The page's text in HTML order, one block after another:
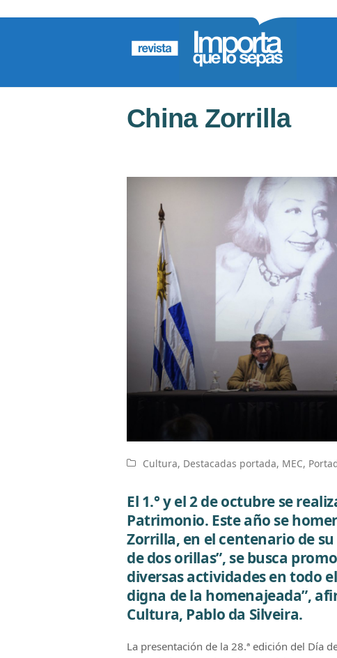
China Zorrilla
Cultura, Destacadas portada, MEC,
El 1.° y el 2 de octubre se
Patrimonio. Este año se
Zorrilla, en el centenario de
de dos orillas”, se busca
diversas actividades en todo
digna de la homenajeada”,
Cultura, Pablo da Silveira.
La presentación de la 28.ª edición del Día